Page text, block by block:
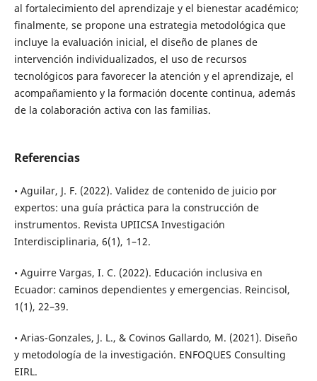
al fortalecimiento del aprendizaje y el bienestar académico;
finalmente, se propone una estrategia metodológica que
incluye la evaluación inicial, el diseño de planes de
intervención individualizados, el uso de recursos
tecnológicos para favorecer la atención y el aprendizaje, el
acompañamiento y la formación docente continua, además
de la colaboración activa con las familias.
Referencias
• Aguilar, J. F. (2022). Validez de contenido de juicio por
expertos: una guía práctica para la construcción de
instrumentos. Revista UPIICSA Investigación
Interdisciplinaria, 6(1), 1–12.
• Aguirre Vargas, I. C. (2022). Educación inclusiva en
Ecuador: caminos dependientes y emergencias. Reincisol,
1(1), 22–39.
• Arias-Gonzales, J. L., & Covinos Gallardo, M. (2021). Diseño
y metodología de la investigación. ENFOQUES Consulting
EIRL.